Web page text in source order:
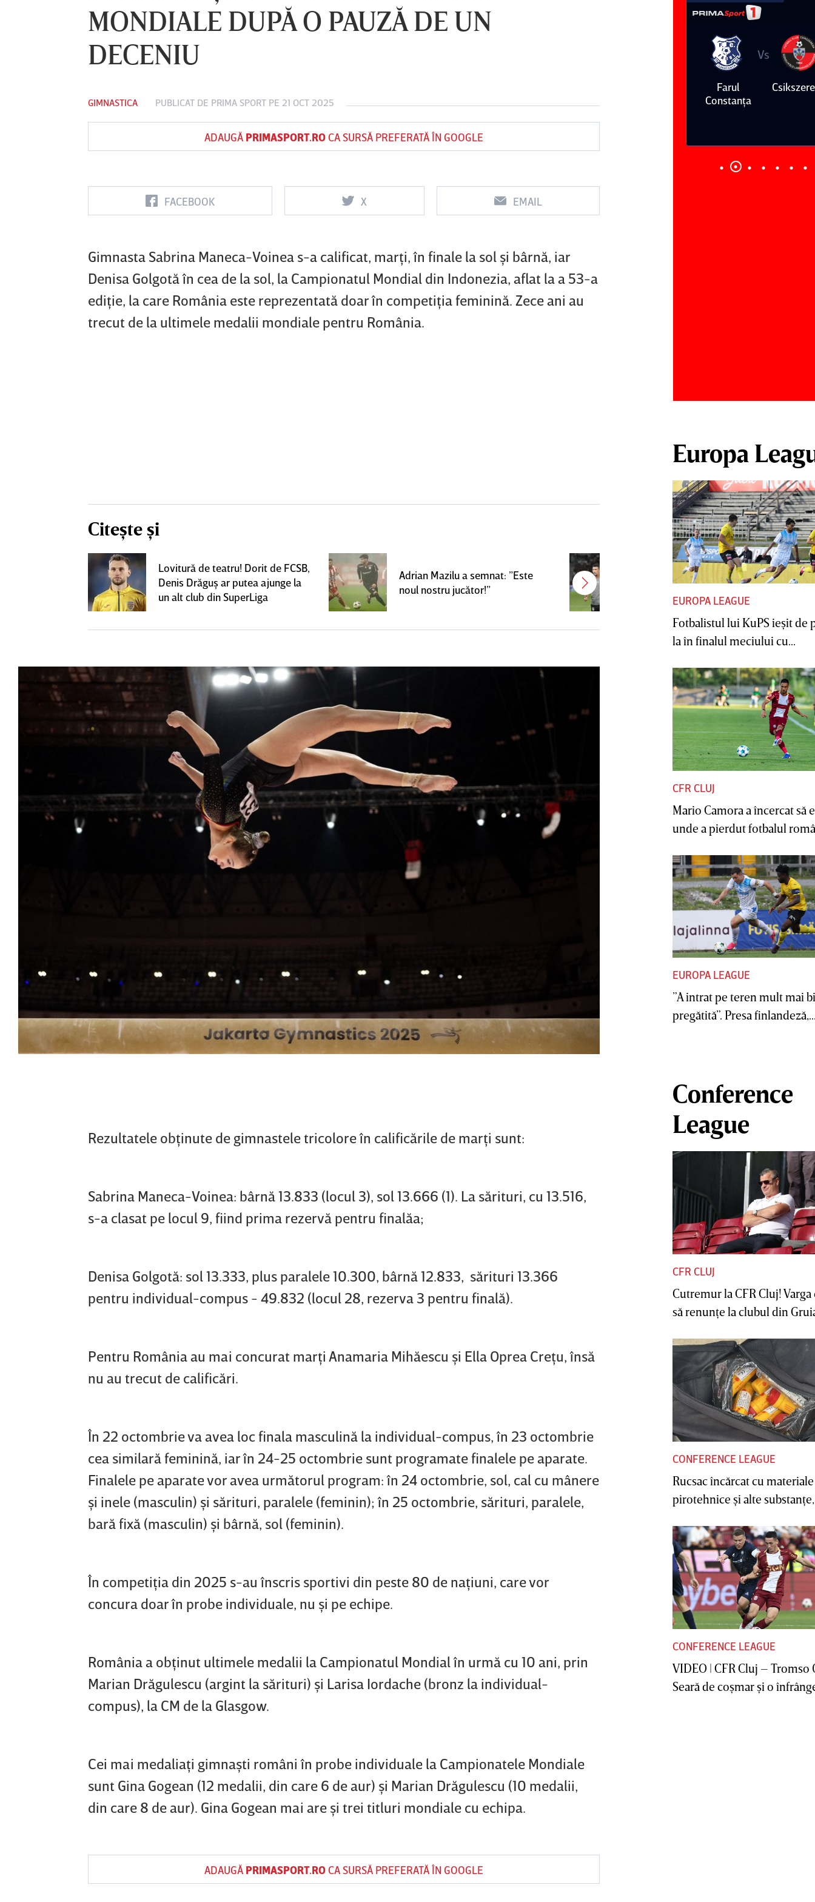
MONDIALE DUPĂ O PAUZĂ DE UN
DECENIU
GIMNASTICA PUBLICAT DE PRIMA SPORT PE 21 OCT 2025
ADAUGĂ PRIMASPORT.ROCA SURSĂ PREFERATĂ ÎN GOOGLE
FACEBOOK X EMAIL
Gimnasta Sabrina Maneca-Voinea s-a calificat, marţi, în finale la sol şi bârnă, iar
Denisa Golgotă în cea de la sol, la Campionatul Mondial din Indonezia, aflat la a 53-a
ediţie, la care România este reprezentată doar în competiţia feminină. Zece ani au
trecut de la ultimele medalii mondiale pentru România.
Citește și
Lovitură de teatru! Dorit de FCSB,
Denis Drăguş ar putea ajunge la
un alt club din SuperLiga
Adrian Mazilu a semnat: ”Este
noul nostru jucător!”
Antonio Folha a fost demis de la
Rezultatele obţinute de gimnastele tricolore în calificările de marţi sunt:
Sabrina Maneca-Voinea: bârnă 13.833 (locul 3), sol 13.666 (1). La sărituri, cu 13.516,
s-a clasat pe locul 9, fiind prima rezervă pentru finalăa;
Denisa Golgotă: sol 13.333, plus paralele 10.300, bârnă 12.833, sărituri 13.366
pentru individual-compus - 49.832 (locul 28, rezerva 3 pentru finală).
Pentru România au mai concurat marţi Anamaria Mihăescu şi Ella Oprea Creţu, însă
nu au trecut de calificări.
În 22 octombrie va avea loc finala masculină la individual-compus, în 23 octombrie
cea similară feminină, iar în 24-25 octombrie sunt programate finalele pe aparate.
Finalele pe aparate vor avea următorul program: în 24 octombrie, sol, cal cu mânere
şi inele (masculin) şi sărituri, paralele (feminin); în 25 octombrie, sărituri, paralele,
bară fixă (masculin) şi bârnă, sol (feminin).
În competiţia din 2025 s-au înscris sportivi din peste 80 de naţiuni, care vor
concura doar în probe individuale, nu şi pe echipe.
România a obţinut ultimele medalii la Campionatul Mondial în urmă cu 10 ani, prin
Marian Drăgulescu (argint la sărituri) şi Larisa Iordache (bronz la individual-
compus), la CM de la Glasgow.
Cei mai medaliaţi gimnaşti români în probe individuale la Campionatele Mondiale
sunt Gina Gogean (12 medalii, din care 6 de aur) şi Marian Drăgulescu (10 medalii,
din care 8 de aur). Gina Gogean mai are şi trei titluri mondiale cu echipa.
ADAUGĂ PRIMASPORT.ROCA SURSĂ PREFERATĂ ÎN GOOGLE
Vs
Hunedoara
Gheorghe
Dinamo
Vs
FC
Europa
EUROPA LEAGUE
Fotbalistul lui KuPS ieşit de
la în finalul meciului cu...
CFR CLUJ
Mario Camora a încercat să
unde a pierdut fotbalul
EUROPA LEAGUE
”A intrat pe teren mult mai
pregătită”. Presa
Conference
League
CFR CLUJ
Cutremur la CFR Cluj! Varga
să renunţe la clubul din
CONFERENCE LEAGUE
Rucsac încărcat cu materiale
pirotehnice şi alte substanţe,
CONFERENCE LEAGUE
VIDEO | CFR Cluj – Tromso
Seară de coşmar şi o